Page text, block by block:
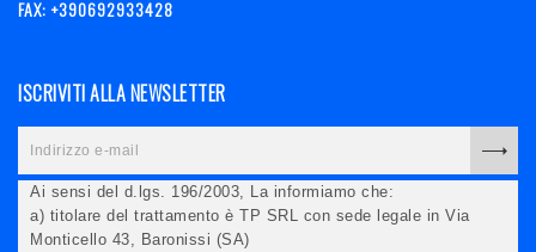
FAX: +390692933428
ISCRIVITI ALLA NEWSLETTER
Ai sensi del d.lgs. 196/2003, La informiamo che:
a) titolare del trattamento è TP SRL con sede legale in Via
Monticello 43, Baronissi (SA)